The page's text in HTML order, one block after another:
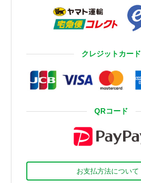
クレジットカード
QRコード
お支払方法について